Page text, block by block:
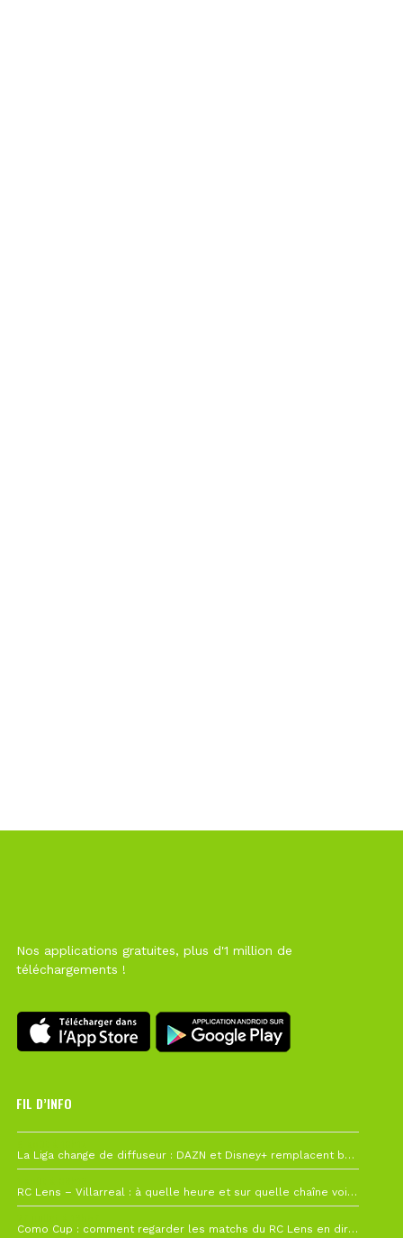
Nos applications gratuites, plus d'1 million de
téléchargements !
FIL D’INFO
La Liga change de diffuseur : DAZN et Disney+ remplacent beIN Sports !
RC Lens – Villarreal : à quelle heure et sur quelle chaîne voir la finale de la Como Cup ?
Como Cup : comment regarder les matchs du RC Lens en direct ?